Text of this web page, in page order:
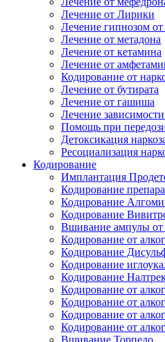
Лечение от Лирики
Лечение гипнозом
Лечение от метадона
Лечение от кетамина
Лечение от
Кодирование от
Лечение от бутирата
Лечение от гашиша
Лечение
Помощь при
Детоксикация
Ресоциализация
Кодирование
Имплантация
Кодирование
Кодирование
Кодирование
Вшивание ампулы от
Кодирование от
Кодирование
Кодирование
Кодирование
Кодирование от
Кодирование от
Кодирование от
Кодирование от
Вшивание Торпедо